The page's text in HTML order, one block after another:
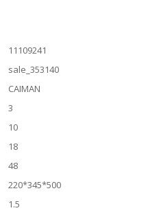
11109241
sale_353140
CAIMAN
3
10
18
48
220*345*500
1.5